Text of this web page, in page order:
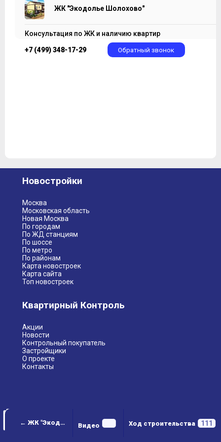
← ЖК "Экодолье Шолохово" Видео Ход строительства 111
ЖК "Экодолье Шолохово"
Консультация по ЖК и наличию квартир
+7 (499) 348-17-29 Обратный звонок
Новостройки
Москва
Московская область
Новая Москва
По городам
По ЖД станциям
По шоссе
По метро
По районам
Карта новостроек
Карта сайта
Топ новостроек
Квартирный Контроль
Акции
Новости
Контрольный покупатель
Застройщики
О проекте
Контакты